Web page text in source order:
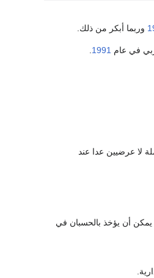
وربما أبكر من ذلك.
في عام 1991
لا عرضيين عدا عند
يمكن أن يؤخذ بالحسبان في